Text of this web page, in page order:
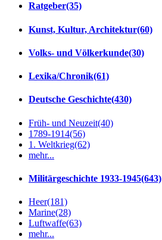
Ratgeber(35)
Kunst, Kultur, Architektur(60)
Volks- und Völkerkunde(30)
Lexika/Chronik(61)
Deutsche Geschichte(430)
Früh- und Neuzeit(40)
1789-1914(56)
1. Weltkrieg(62)
mehr...
Militärgeschichte 1933-1945(643)
Heer(181)
Marine(28)
Luftwaffe(63)
mehr...